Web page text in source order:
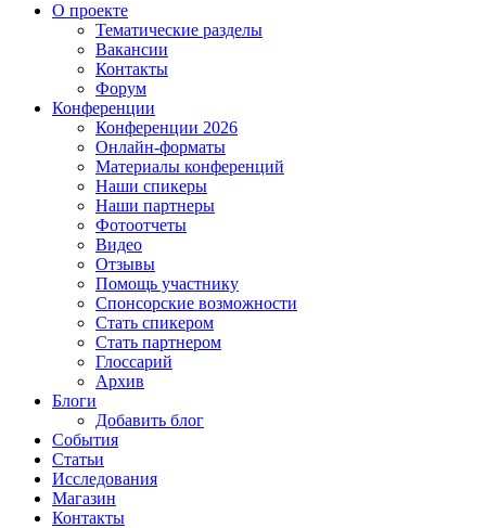
О проекте
Тематические разделы
Вакансии
Контакты
Форум
Конференции
Конференции 2026
Онлайн-форматы
Материалы конференций
Наши спикеры
Наши партнеры
Фотоотчеты
Видео
Отзывы
Помощь участнику
Спонсорские возможности
Стать спикером
Стать партнером
Глоссарий
Архив
Блоги
Добавить блог
События
Статьи
Исследования
Магазин
Контакты